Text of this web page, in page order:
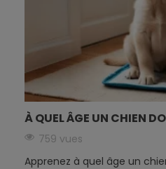
À QUEL ÂGE UN CHIEN
759 vues
Apprenez à quel âge un